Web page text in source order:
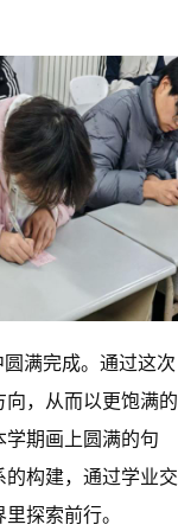
满完成。 通过这次
向，从而以更饱满的
学期画上圆满的句
的构建，通过学业交
探索前行。